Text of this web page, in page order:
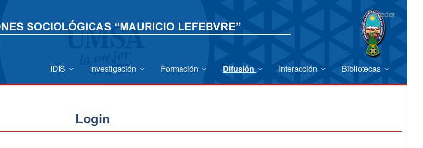
Acceder
IDIS Investigación Formación Difusión Interacción Bibliotecas
Login